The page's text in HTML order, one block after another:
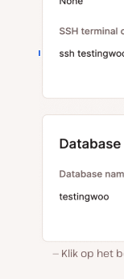
Klik op het